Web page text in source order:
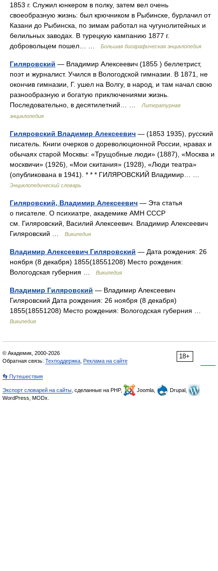
1853 г. Служил юнкером в полку, затем вел очень
своеобразную жизнь: был крючником в Рыбинске, бурлачил от
Казани до Рыбинска, по зимам работал на чугунолитейных и
белильных заводах. В турецкую кампанию 1877 г.
добровольцем пошел… …
Большая биографическая энциклопедия
Гиляровский — Владимир Алексеевич (1855 ) беллетрист,
поэт и журналист. Учился в Вологодской гимназии. В 1871, не
окончив гимназии, Г. ушел на Волгу, в народ, и там начал свою
разнообразную и богатую приключениями жизнь.
Последовательно, в десятилетний… …
Литературная
энциклопедия
Гиляровский Владимир Алексеевич — (1853 1935), русский
писатель. Книги очерков о дореволюционной России, нравах и
обычаях старой Москвы: «Трущобные люди» (1887), «Москва и
москвичи» (1926), «Мои скитания» (1928), «Люди театра»
(опубликована в 1941). * * * ГИЛЯРОВСКИЙ Владимир… …
Энциклопедический словарь
Гиляровский, Владимир Алексеевич — Эта статья
о писателе. О психиатре, академике АМН СССР
см. Гиляровский, Василий Алексеевич. Владимир Алексеевич
Гиляровский …
Википедия
Владимир Алексеевич Гиляровский — Дата рождения: 26
ноября (8 декабря) 1855(18551208) Место рождения:
Вологодская губерния …
Википедия
Владимир Гиляровский — Владимир Алексеевич
Гиляровский Дата рождения: 26 ноября (8 декабря)
1855(18551208) Место рождения: Вологодская губерния …
Википедия
18+
© Академик, 2000-2026
Обратная связь: Техподдержка Реклама на сайте
👣 Путешествия
Экспорт словарей на сайты , сделанные на PHP, Joomla,
Drupal,
WordPress, MODx.